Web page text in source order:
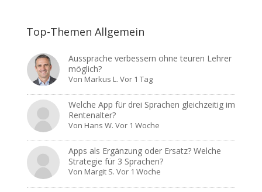
Top-Themen Allgemein
Aussprache verbessern ohne teuren Lehrer
möglich?
Von Markus L. Vor 1 Tag
Welche App für drei Sprachen gleichzeitig im
Rentenalter?
Von Hans W. Vor 1 Woche
Apps als Ergänzung oder Ersatz? Welche
Strategie für 3 Sprachen?
Von Margit S. Vor 1 Woche